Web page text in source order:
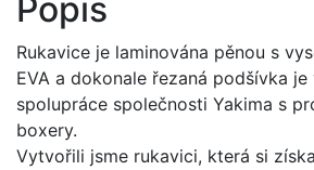
Popis
Rukavice je laminována pěnou s
EVA a dokonale řezaná podšívka je
spolupráce společnosti Yakima s
boxery.
Vytvořili jsme rukavici, která si